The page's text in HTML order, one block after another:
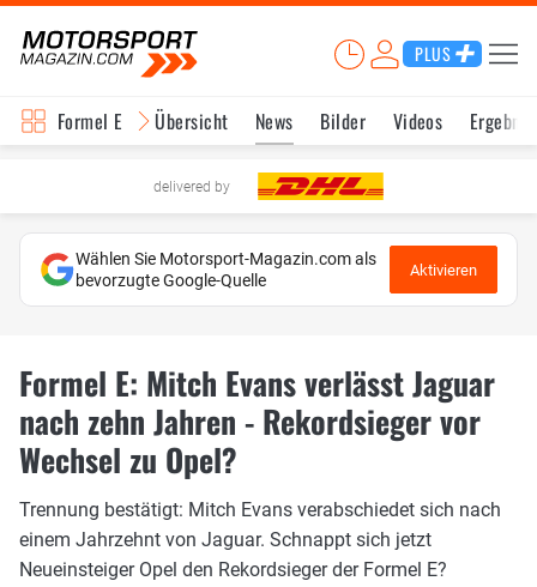
PLUS
Formel E Übersicht News Bilder Videos
delivered by
Wählen Sie Motorsport-Magazin.com als
bevorzugte Google-Quelle
Aktivieren
Formel E: Mitch Evans verlässt Jaguar
nach zehn Jahren - Rekordsieger vor
Wechsel zu Opel?
Trennung bestätigt: Mitch Evans verabschiedet sich nach
einem Jahrzehnt von Jaguar. Schnappt sich jetzt
Neueinsteiger Opel den Rekordsieger der Formel E?